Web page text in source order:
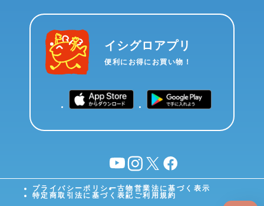
イシグロアプリ
便利にお得にお買い物！
YouTubeinstagram
X facebook
プライバシーポリシー古物営業法に基づく表示
特定商取引法に基づく表記 ご利用規約